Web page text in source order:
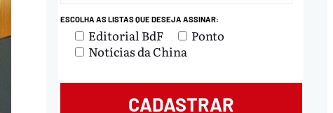
ESCOLHA AS LISTAS QUE DESEJA ASSINAR:
Editorial BdF
Ponto
Notícias da China